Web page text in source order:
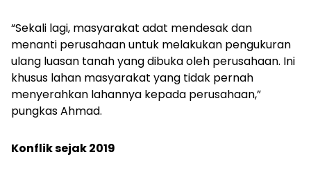
“Sekali lagi, masyarakat adat mendesak dan
menanti perusahaan untuk melakukan pengukuran
ulang luasan tanah yang dibuka oleh perusahaan. Ini
khusus lahan masyarakat yang tidak pernah
menyerahkan lahannya kepada perusahaan,”
pungkas Ahmad.
Konflik sejak 2019